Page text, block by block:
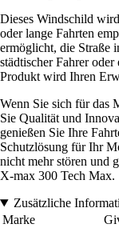
Dieses Windschild
oder lange Fahrten
ermöglicht, die Straße
städtischer Fahrer
Produkt wird Ihren
Wenn Sie sich für das
Sie Qualität und
genießen Sie Ihre
Schutzlösung für Ihr
nicht mehr stören und
X-max 300 Tech Max.
Zusätzliche
Marke